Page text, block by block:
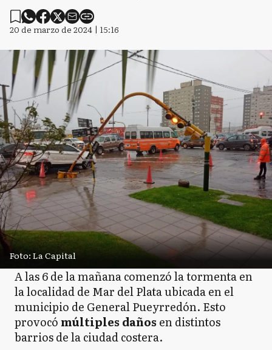
20 de marzo de 2024 | 15:16
Foto: La Capital
A las 6 de la mañana comenzó la tormenta en
la localidad de Mar del Plata ubicada en el
municipio de General Pueyrredón. Esto
provocó múltiples daños en distintos
barrios de la ciudad costera.